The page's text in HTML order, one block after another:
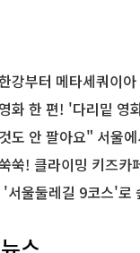
터 메타세쿼이아 숲길까
화 한 편! '다리밑 영
팔아요" 서울에서 가장 특
쑥! 클라이밍 키즈카
서울둘레길 9코스'로